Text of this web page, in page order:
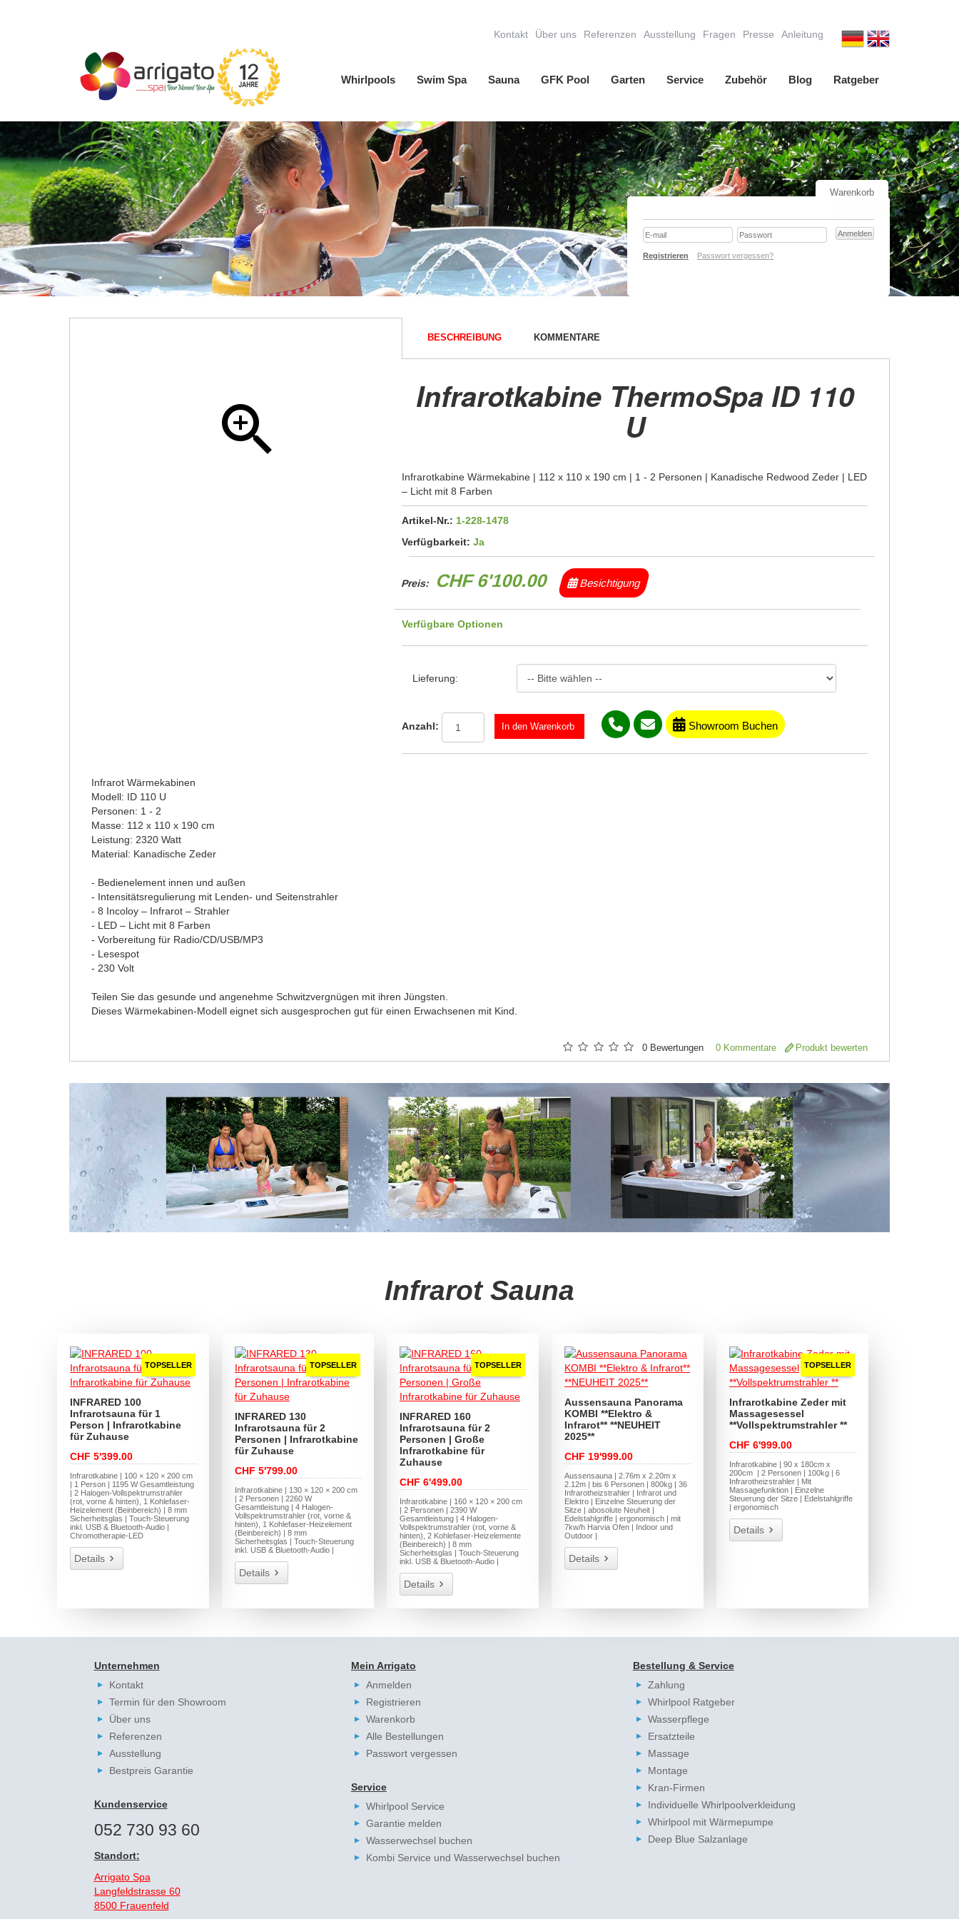
Whirlpools Swim Spa Sauna GFK Pool Garten Service Zubehör Blog Ratgeber
Kontakt Über uns Referenzen Ausstellung Fragen Presse Anleitung
Warenkorb
Registrieren Passwort vergessen?
BESCHREIBUNG KOMMENTARE
Infrarotkabine ThermoSpa ID 110
U
Infrarotkabine Wärmekabine | 112 x 110 x 190 cm | 1 - 2 Personen | Kanadische Redwood Zeder | LED
– Licht mit 8 Farben
Artikel-Nr.:1-228-1478
Verfügbarkeit:Ja
Preis: CHF 6'100.00 Besichtigung
Verfügbare Optionen
Lieferung:
Anzahl: Showroom Buchen
Infrarot Wärmekabinen
Modell: ID 110 U
Personen: 1 - 2
Masse: 112 x 110 x 190 cm
Leistung: 2320 Watt
Material: Kanadische Zeder
- Bedienelement innen und außen
- Intensitätsregulierung mit Lenden- und Seitenstrahler
- 8 Incoloy – Infrarot – Strahler
- LED – Licht mit 8 Farben
- Vorbereitung für Radio/CD/USB/MP3
- Lesespot
- 230 Volt
Teilen Sie das gesunde und angenehme Schwitzvergnügen mit ihren Jüngsten.
Dieses Wärmekabinen-Modell eignet sich ausgesprochen gut für einen Erwachsenen mit Kind.
0 Bewertungen 0 Kommentare Produkt bewerten
Infrarot Sauna
TOPSELLER
INFRARED 100
Infrarotsauna für 1
Person | Infrarotkabine
für Zuhause
CHF 5'399.00
Infrarotkabine | 100 × 120 × 200 cm
| 1 Person | 1195 W Gesamtleistung
| 2 Halogen-Vollspektrumstrahler
(rot, vorne & hinten), 1 Kohlefaser-
Heizelement (Beinbereich) | 8 mm
Sicherheitsglas | Touch-Steuerung
inkl. USB & Bluetooth-Audio |
Chromotherapie-LED
Details
TOPSELLER
INFRARED 130
Infrarotsauna für 2
Personen | Infrarotkabine
für Zuhause
CHF 5'799.00
Infrarotkabine | 130 × 120 × 200 cm
| 2 Personen | 2260 W
Gesamtleistung | 4 Halogen-
Vollspektrumstrahler (rot, vorne &
hinten), 1 Kohlefaser-Heizelement
(Beinbereich) | 8 mm
Sicherheitsglas | Touch-Steuerung
inkl. USB & Bluetooth-Audio |
Details
TOPSELLER
INFRARED 160
Infrarotsauna für 2
Personen | Große
Infrarotkabine für
Zuhause
CHF 6'499.00
Infrarotkabine | 160 × 120 × 200 cm
| 2 Personen | 2390 W
Gesamtleistung | 4 Halogen-
Vollspektrumstrahler (rot, vorne &
hinten), 2 Kohlefaser-Heizelemente
(Beinbereich) | 8 mm
Sicherheitsglas | Touch-Steuerung
inkl. USB & Bluetooth-Audio |
Details
Aussensauna Panorama
KOMBI **Elektro &
Infrarot** **NEUHEIT
2025**
CHF 19'999.00
Aussensauna | 2.76m x 2.20m x
2.12m | bis 6 Personen | 800kg | 36
Infrarotheizstrahler | Infrarot und
Elektro | Einzelne Steuerung der
Sitze | abosolute Neuheit |
Edelstahlgriffe | ergonomisch | mit
7kw/h Harvia Ofen | Indoor und
Outdoor |
Details
TOPSELLER
Infrarotkabine Zeder mit
Massagesessel
**Vollspektrumstrahler **
CHF 6'999.00
Infrarotkabine | 90 x 180cm x
200cm | 2 Personen | 100kg | 6
Infrarotheizstrahler | Mit
Massagefunktion | Einzelne
Steuerung der Sitze | Edelstahlgriffe
| ergonomisch
Details
Unternehmen
Kontakt
Termin für den Showroom
Über uns
Referenzen
Ausstellung
Bestpreis Garantie
Kundenservice
052 730 93 60
Standort:
Arrigato Spa
Langfeldstrasse 60
8500 Frauenfeld
Mein Arrigato
Anmelden
Registrieren
Warenkorb
Alle Bestellungen
Passwort vergessen
Service
Whirlpool Service
Garantie melden
Wasserwechsel buchen
Kombi Service und Wasserwechsel buchen
Bestellung & Service
Zahlung
Whirlpool Ratgeber
Wasserpflege
Ersatzteile
Massage
Montage
Kran-Firmen
Individuelle Whirlpoolverkleidung
Whirlpool mit Wärmepumpe
Deep Blue Salzanlage